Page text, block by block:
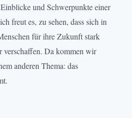
und Schwerpunkte einer
freut es, zu sehen, dass sich in
für ihre Zukunft stark
Da kommen wir
anderen Thema: das